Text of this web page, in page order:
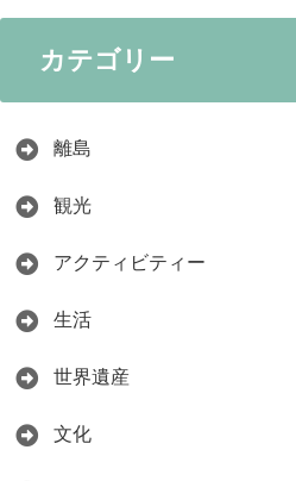
カテゴリー
離島
観光
アクティビティー
生活
世界遺産
文化